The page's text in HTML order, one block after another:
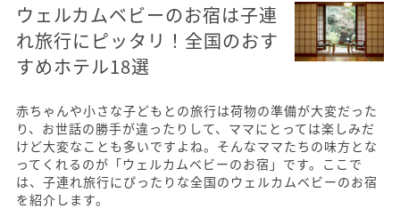
ウェルカムベビーのお宿は子連
れ旅行にピッタリ！全国のおす
すめホテル18選
赤ちゃんや小さな子どもとの旅行は荷物の準備が大変だった
り、お世話の勝手が違ったりして、ママにとっては楽しみだ
けど大変なことも多いですよね。そんなママたちの味方とな
ってくれるのが「ウェルカムベビーのお宿」です。ここで
は、子連れ旅行にぴったりな全国のウェルカムベビーのお宿
を紹介します。